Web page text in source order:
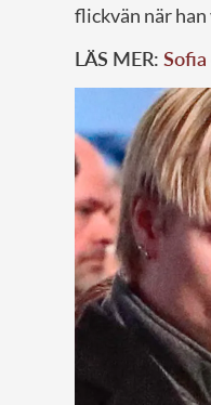
flickvän när han
LÄS MER: Sofia